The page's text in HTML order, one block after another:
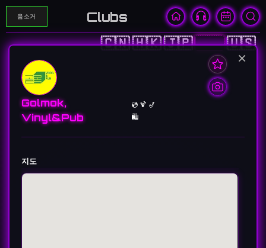
음소거 Clubs
🇨🇳🇭🇰🇯🇵🇰🇷🇺🇸
×
Golmok,
Vinyl&Pub
💿 🍹 🎷
🛍️
지도